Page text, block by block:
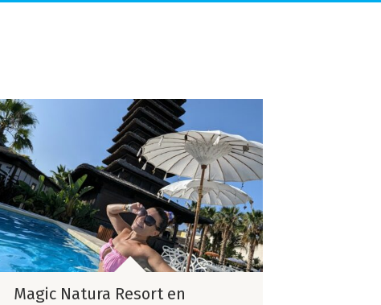
Magic Natura Resort en